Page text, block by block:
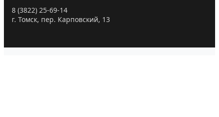
8 (3822) 25-69-14
г. Томск, пер. Карповский, 13